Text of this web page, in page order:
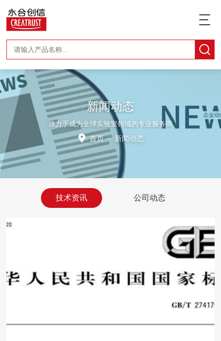
新闻动态
致力于成为全球实验室领域的专业服务商
首页- 新闻动态
技术资讯 公司动态